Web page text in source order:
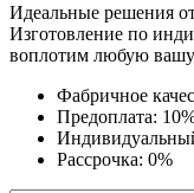
Идеальные решения
Изготовление по
воплотим любую
Фабричное
Предоплата:
Рассрочка: 0%